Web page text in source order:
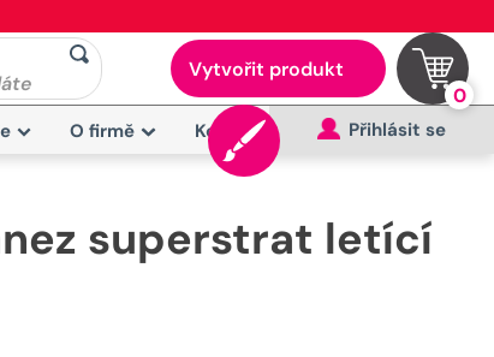
Vytvořit produkt
0
O firmě Kontakt Přihlásit se
superstrat letící